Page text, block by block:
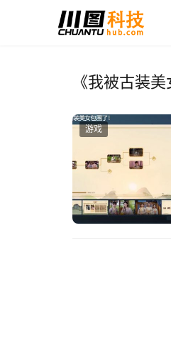
《我被古装
游戏